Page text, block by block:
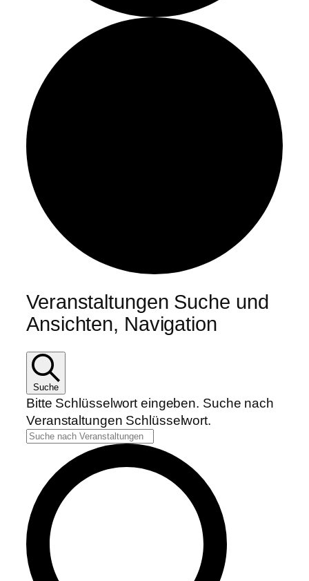
Veranstaltungen Suche und
Ansichten, Navigation
Suche
Bitte Schlüsselwort eingeben. Suche nach
Veranstaltungen Schlüsselwort.